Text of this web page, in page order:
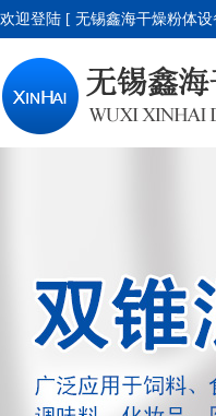
欢迎登陆 [ 无锡鑫海干燥粉体设